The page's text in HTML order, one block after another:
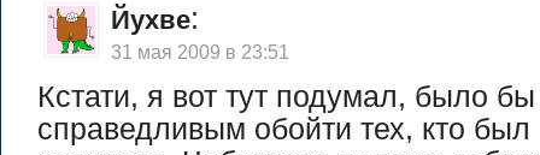
Йухве:
31 мая 2009 в 23:51
Кстати, я вот тут подумал, было
справедливым обойти тех, кто